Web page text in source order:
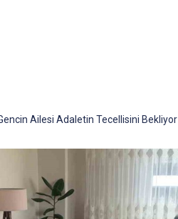
Ailesi Adaletin Tecellisini Bekliyor